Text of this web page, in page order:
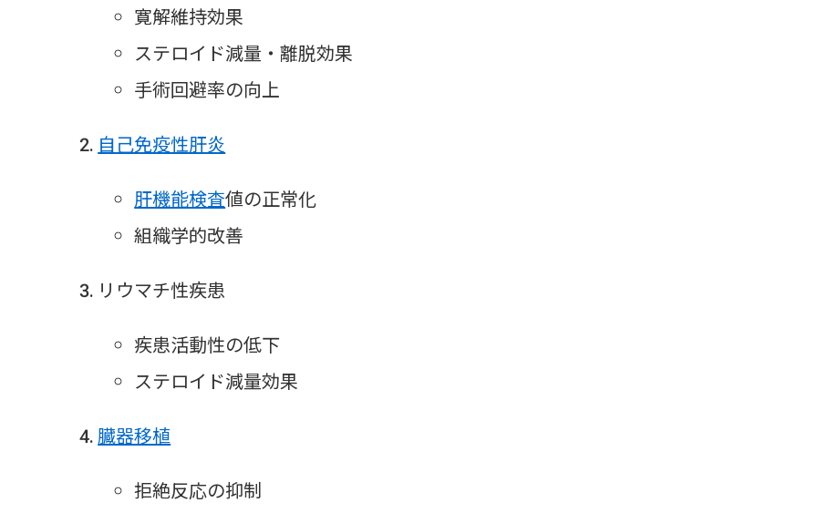
寛解維持効果
ステロイド減量・離脱効果
手術回避率の向上
自己免疫性肝炎
肝機能検査値の正常化
組織学的改善
リウマチ性疾患
疾患活動性の低下
ステロイド減量効果
臓器移植
拒絶反応の抑制